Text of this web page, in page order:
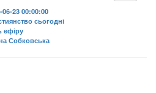
06-23 00:00:00
сьогодні
ефіру
Собковська